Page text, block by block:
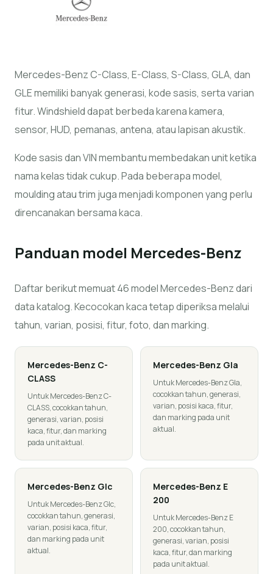
Mercedes-Benz C-Class, E-Class, S-Class, GLA, dan
GLE memiliki banyak generasi, kode sasis, serta varian
fitur. Windshield dapat berbeda karena kamera,
sensor, HUD, pemanas, antena, atau lapisan akustik.
Kode sasis dan VIN membantu membedakan unit ketika
nama kelas tidak cukup. Pada beberapa model,
moulding atau trim juga menjadi komponen yang perlu
direncanakan bersama kaca.
Panduan model Mercedes-Benz
Daftar berikut memuat 46 model Mercedes-Benz dari
data katalog. Kecocokan kaca tetap diperiksa melalui
tahun, varian, posisi, fitur, foto, dan marking.
Mercedes-Benz C-
CLASS
Untuk Mercedes-Benz C-
CLASS, cocokkan tahun,
generasi, varian, posisi
kaca, fitur, dan marking
pada unit aktual.
Mercedes-Benz Gla
Untuk Mercedes-Benz Gla,
cocokkan tahun, generasi,
varian, posisi kaca, fitur,
dan marking pada unit
aktual.
Mercedes-Benz Glc
Untuk Mercedes-Benz Glc,
cocokkan tahun, generasi,
varian, posisi kaca, fitur,
dan marking pada unit
aktual.
Mercedes-Benz E
200
Untuk Mercedes-Benz E
200, cocokkan tahun,
generasi, varian, posisi
kaca, fitur, dan marking
pada unit aktual.